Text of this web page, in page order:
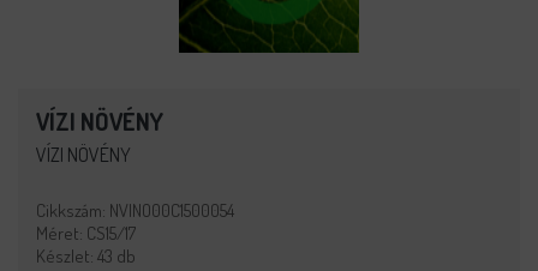
VÍZI NÖVÉNY
VÍZI NÖVÉNY
Cikkszám: NVINO00C1500054
Méret: CS15/17
Készlet: 43 db